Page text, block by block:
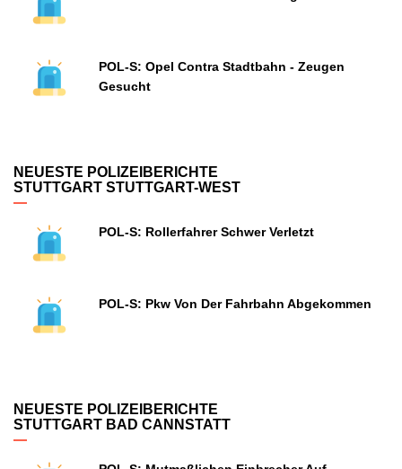
POL-S: Opel Contra Stadtbahn - Zeugen
Gesucht
NEUESTE POLIZEIBERICHTE
STUTTGART STUTTGART-WEST
POL-S: Rollerfahrer Schwer Verletzt
POL-S: Pkw Von Der Fahrbahn Abgekommen
NEUESTE POLIZEIBERICHTE
STUTTGART BAD CANNSTATT